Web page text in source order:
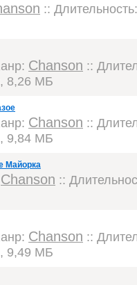
::
Chanson ::
8,26 МБ
Chanson ::
9,84 МБ
Майорка
Chanson ::
Chanson ::
9,49 МБ